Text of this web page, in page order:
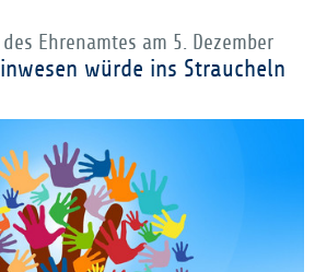
Ehrenamtes am 5. Dezember
würde ins Straucheln